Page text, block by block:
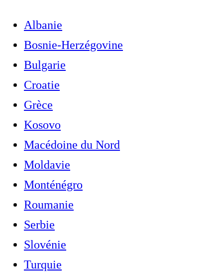
Albanie
Bosnie-Herzégovine
Bulgarie
Croatie
Grèce
Kosovo
Macédoine du Nord
Moldavie
Monténégro
Roumanie
Serbie
Slovénie
Turquie